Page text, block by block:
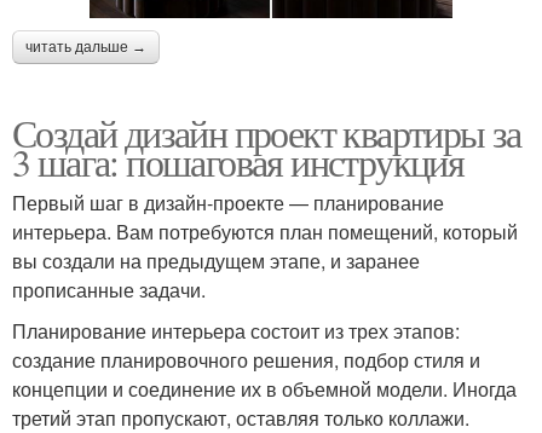
читать дальше →
Создай дизайн проект квартиры за
3 шага: пошаговая инструкция
Первый шаг в дизайн-проекте — планирование
интерьера. Вам потребуются план помещений, который
вы создали на предыдущем этапе, и заранее
прописанные задачи.
Планирование интерьера состоит из трех этапов:
создание планировочного решения, подбор стиля и
концепции и соединение их в объемной модели. Иногда
третий этап пропускают, оставляя только коллажи.